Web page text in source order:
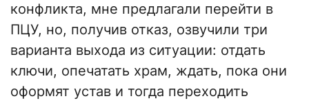
конфликта, мне предлагали перейти в
ПЦУ, но, получив отказ, озвучили три
варианта выхода из ситуации: отдать
ключи, опечатать храм, ждать, пока они
оформят устав и тогда переходить